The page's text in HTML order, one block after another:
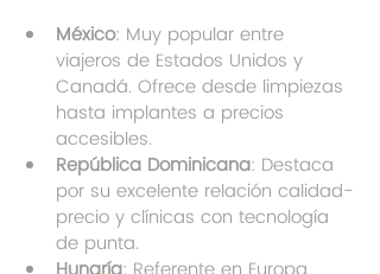
México: Muy popular entre
viajeros de Estados Unidos y
Canadá. Ofrece desde limpiezas
hasta implantes a precios
accesibles.
República Dominicana: Destaca
por su excelente relación calidad-
precio y clínicas con tecnología
de punta.